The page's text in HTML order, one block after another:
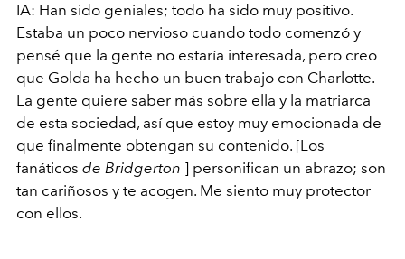
IA: Han sido geniales; todo ha sido muy positivo.
Estaba un poco nervioso cuando todo comenzó y
pensé que la gente no estaría interesada, pero creo
que Golda ha hecho un buen trabajo con Charlotte.
La gente quiere saber más sobre ella y la matriarca
de esta sociedad, así que estoy muy emocionada de
que finalmente obtengan su contenido. [Los
fanáticos de Bridgerton ] personifican un abrazo; son
tan cariñosos y te acogen. Me siento muy protector
con ellos.